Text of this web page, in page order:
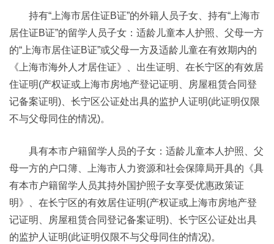
持有“上海市居住证B证”的外籍人员子女、持有“上海市
居住证B证”的留学人员子女：适龄儿童本人护照、父母一方
的“上海市居住证B证”或父母一方及适龄儿童在有效期内的
《上海市海外人才居住证》、出生证明、在长宁区的有效居
住证明(产权证或上海市房地产登记证明、房屋租赁合同登
记备案证明)、长宁区公证处出具的监护人证明(此证明仅限
不与父母同住的情况)。
具有本市户籍留学人员的子女：适龄儿童本人护照、父
母一方的户口簿、上海市人力资源和社会保障局开具的《具
有本市户籍留学人员其持外国护照子女享受优惠政策证
明》、在长宁区的有效居住证明(产权证或上海市房地产登
记证明、房屋租赁合同登记备案证明)、长宁区公证处出具
的监护人证明(此证明仅限不与父母同住的情况)。